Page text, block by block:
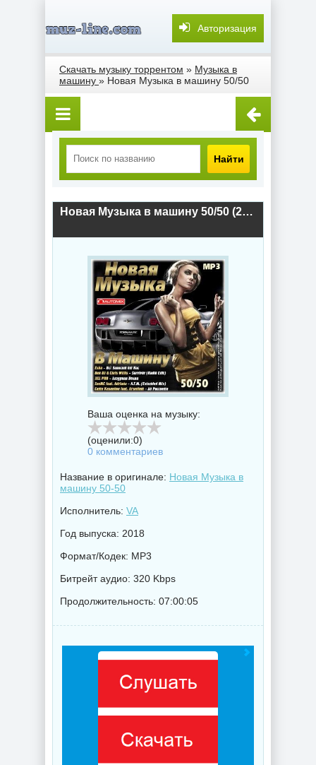
Авторизация
Скачать музыку торрентом » Музыка в
машину » Новая Музыка в машину 50/50
Найти
Новая Музыка в машину 50/50 (2018) скачать торрент
Ваша оценка на музыку:
(оценили:0)
0 комментариев
Название в оригинале: Новая Музыка в
машину 50-50
Исполнитель: VA
Год выпуска: 2018
Формат/Кодек: MP3
Битрейт аудио: 320 Kbps
Продолжительность: 07:00:05